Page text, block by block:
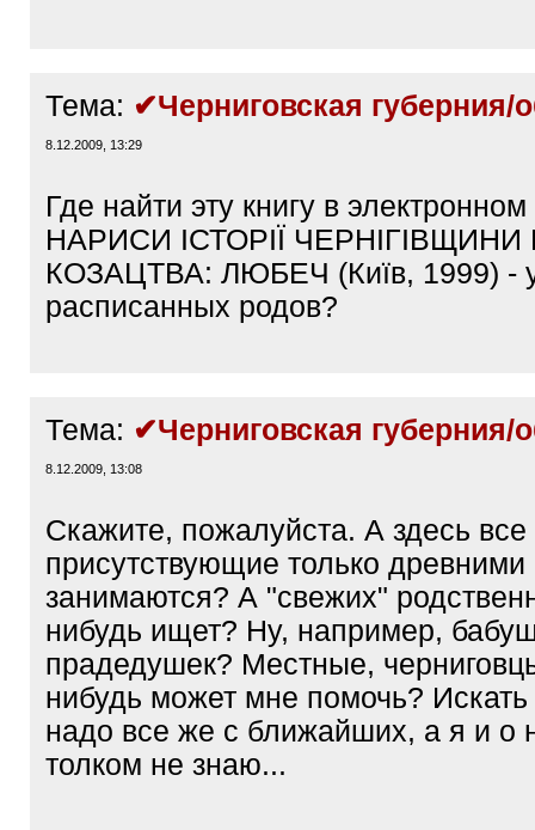
Тема: ✔Черниговская губерния/
8.12.2009, 13:29
Где найти эту книгу в
НАРИСИ ІСТОРІЇ ЧЕРНІГІВЩИНИ
КОЗАЦТВА: ЛЮБЕЧ (Київ, 1999) -
расписанных родов?
Тема: ✔Черниговская губерния/
8.12.2009, 13:08
Скажите, пожалуйста. А здесь все
присутствующие только
занимаются? А "свежих"
нибудь ищет? Ну, например,
прадедушек? Местные,
нибудь может мне помочь? Искать
надо все же с ближайших, а я и о
толком не знаю...